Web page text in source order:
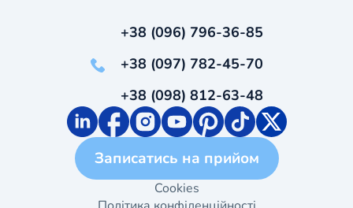
+38 (096) 796-36-85
+38 (097) 782-45-70
+38 (098) 812-63-48
Записатись на прийом
Cookies